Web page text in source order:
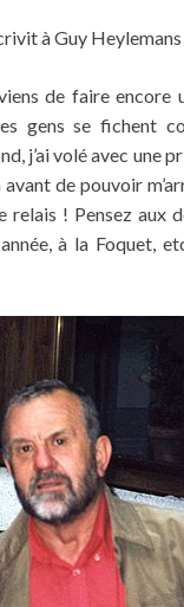
à Guy Heylemans
de faire encore
gens se fichent
j’ai volé avec une
de pouvoir
relais ! Pensez aux
à la Foquet,